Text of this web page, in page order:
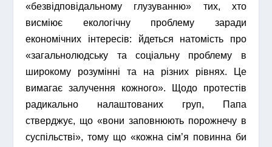
«безвідповідальному глузуванню» тих, хто
висміює екологічну проблему заради
економічних інтересів: йдеться натомість про
«загальнолюдську та соціальну проблему в
широкому розумінні та на різних рівнях. Це
вимагає залучення кожного». Щодо протестів
радикально налаштованих груп, Папа
стверджує, що «вони заповнюють порожнечу в
суспільстві», тому що «кожна сім’я повинна би